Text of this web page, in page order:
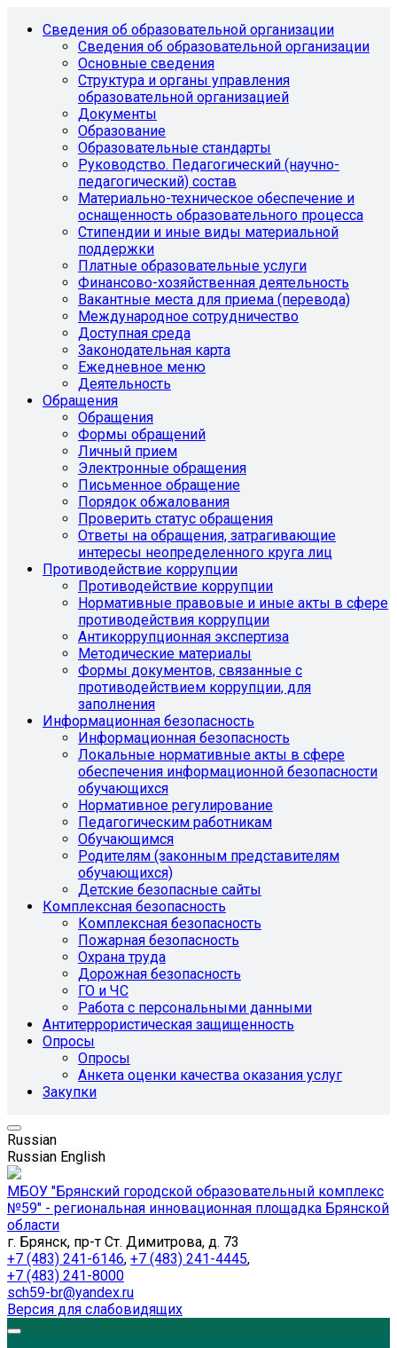
Сведения об образовательной организации
Сведения об образовательной организации
Основные сведения
Структура и органы управления
образовательной организацией
Документы
Образование
Образовательные стандарты
Руководство. Педагогический (научно-
педагогический) состав
Материально-техническое обеспечение и
оснащенность образовательного процесса
Стипендии и иные виды материальной
поддержки
Платные образовательные услуги
Финансово-хозяйственная деятельность
Вакантные места для приема (перевода)
Международное сотрудничество
Доступная среда
Законодательная карта
Ежедневное меню
Деятельность
Обращения
Обращения
Формы обращений
Личный прием
Электронные обращения
Письменное обращение
Порядок обжалования
Проверить статус обращения
Ответы на обращения, затрагивающие
интересы неопределенного круга лиц
Противодействие коррупции
Противодействие коррупции
Нормативные правовые и иные акты в сфере
противодействия коррупции
Антикоррупционная экспертиза
Методические материалы
Формы документов, связанные с
противодействием коррупции, для
заполнения
Информационная безопасность
Информационная безопасность
Локальные нормативные акты в сфере
обеспечения информационной безопасности
обучающихся
Нормативное регулирование
Педагогическим работникам
Обучающимся
Родителям (законным представителям
обучающихся)
Детские безопасные сайты
Комплексная безопасность
Комплексная безопасность
Пожарная безопасность
Охрана труда
Дорожная безопасность
ГО и ЧС
Работа с персональными данными
Антитеррористическая защищенность
Опросы
Опросы
Анкета оценки качества оказания услуг
Закупки
Russian
Russian English
МБОУ "Брянский городской образовательный комплекс
№59" - региональная инновационная площадка Брянской
области
г. Брянск, пр-т Ст. Димитрова, д. 73
+7 (483) 241-6146, +7 (483) 241-4445,
+7 (483) 241-8000
sch59-br@yandex.ru
Версия для слабовидящих